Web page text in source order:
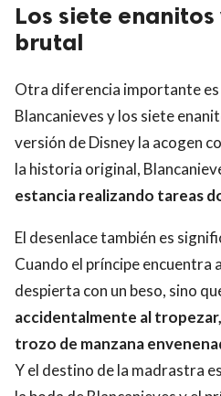
Los siete
brutal
Otra diferencia importante
Blancanieves y los siete
versión de Disney la acogen
la historia original,
estancia realizando tareas
El desenlace también es
Cuando el príncipe encuentra
despierta con un beso, sino
accidentalmente al
trozo de manzana
Y el destino de la madrastra